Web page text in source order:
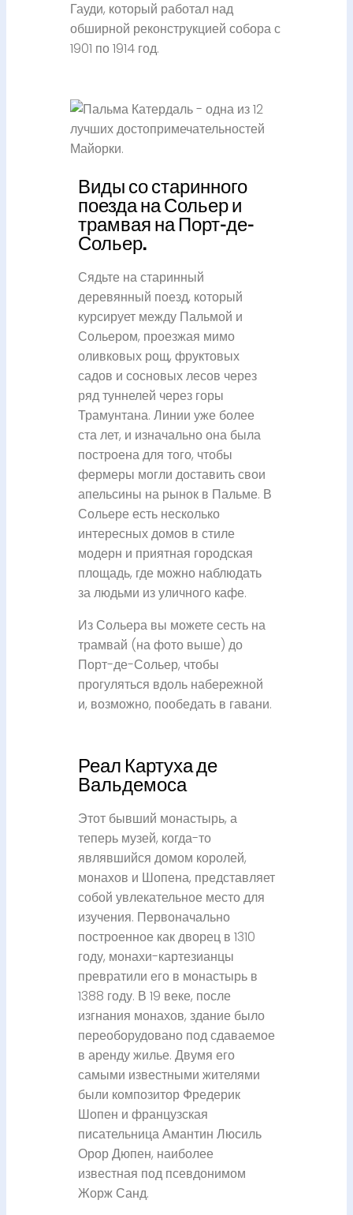
Гауди, который работал над
обширной реконструкцией собора с
1901 по 1914 год.
Виды со старинного
поезда на Сольер и
трамвая на Порт-де-
Сольер.
Сядьте на старинный
деревянный поезд, который
курсирует между Пальмой и
Сольером, проезжая мимо
оливковых рощ, фруктовых
садов и сосновых лесов через
ряд туннелей через горы
Трамунтана. Линии уже более
ста лет, и изначально она была
построена для того, чтобы
фермеры могли доставить свои
апельсины на рынок в Пальме. В
Сольере есть несколько
интересных домов в стиле
модерн и приятная городская
площадь, где можно наблюдать
за людьми из уличного кафе.
Из Сольера вы можете сесть на
трамвай (на фото выше) до
Порт-де-Сольер, чтобы
прогуляться вдоль набережной
и, возможно, пообедать в гавани.
Реал Картуха де
Вальдемоса
Этот бывший монастырь, а
теперь музей, когда-то
являвшийся домом королей,
монахов и Шопена, представляет
собой увлекательное место для
изучения. Первоначально
построенное как дворец в 1310
году, монахи-картезианцы
превратили его в монастырь в
1388 году. В 19 веке, после
изгнания монахов, здание было
переоборудовано под сдаваемое
в аренду жилье. Двумя его
самыми известными жителями
были композитор Фредерик
Шопен и французская
писательница Амантин Люсиль
Орор Дюпен, наиболее
известная под псевдонимом
Жорж Санд.